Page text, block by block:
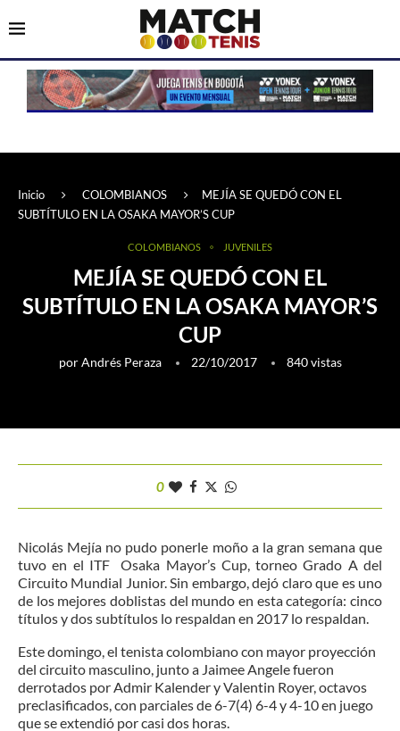
Inicio COLOMBIANOS
MEJÍA SE QUEDÓ CON EL
SUBTÍTULO EN LA OSAKA MAYOR’S CUP
COLOMBIANOS JUVENILES
MEJÍA SE QUEDÓ CON EL
SUBTÍTULO EN LA OSAKA MAYOR’S
CUP
porAndrés Peraza 22/10/2017 840vistas
0
Nicolás Mejía no pudo ponerle moño a la gran semana que
tuvo en el ITF Osaka Mayor’s Cup, torneo Grado A del
Circuito Mundial Junior. Sin embargo, dejó claro que es uno
de los mejores doblistas del mundo en esta categoría: cinco
títulos y dos subtítulos lo respaldan en 2017 lo respaldan.
Este domingo, el tenista colombiano con mayor proyección
del circuito masculino, junto a Jaimee Angele fueron
derrotados por Admir Kalender y Valentin Royer, octavos
preclasificados, con parciales de 6-7(4) 6-4 y 4-10 en juego
que se extendió por casi dos horas.